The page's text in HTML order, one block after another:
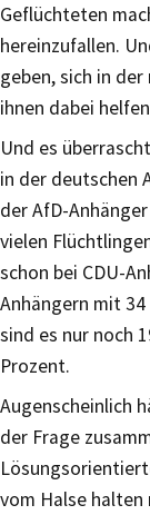
Geflüchteten
hereinzufallen.
geben, sich in
ihnen dabei
Und es
in der deutschen
der AfD-
vielen
schon bei CDU-
Anhängern mit
sind es nur noch
Prozent.
Augenscheinlich
der Frage
vom Halse